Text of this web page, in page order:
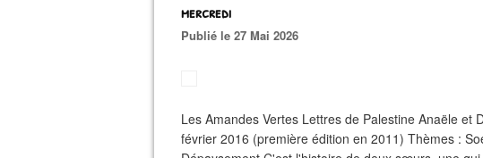
mercredi
Publié le 27 Mai 2026
Les Amandes Vertes Lettres de Palestine Anaële et
février 2016 (première édition en 2011) Thèmes :